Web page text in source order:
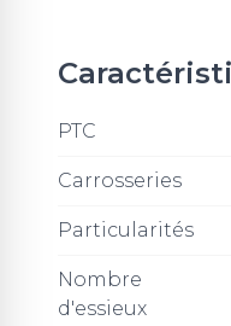
PTC
Carrosseries
Particularités
Nombre
d'essieux